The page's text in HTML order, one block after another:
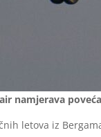
namjerava
letova iz